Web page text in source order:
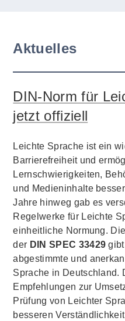
Aktuelles
DIN-Norm für
jetzt offiziell
Leichte Sprache ist ein
Barrierefreiheit und
Lernschwierigkeiten,
und Medieninhalte
Jahre hinweg gab es
Regelwerke für Leichte
einheitliche Normung.
der DIN SPEC 33429
abgestimmte und
Sprache in Deutschland.
Empfehlungen zur
Prüfung von Leichter
besseren